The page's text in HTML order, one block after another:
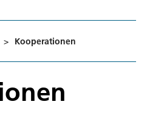
> Kooperationen